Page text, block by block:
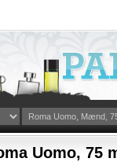
Uomo, 75